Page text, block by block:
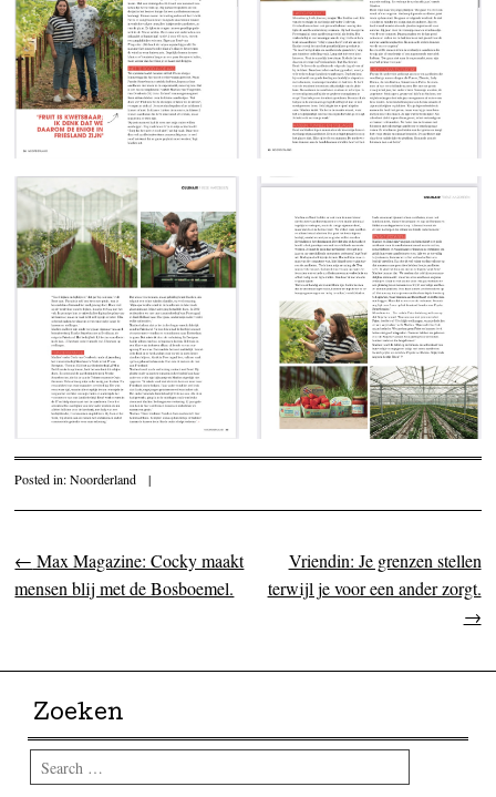
Posted in:Noorderland |
Post navigation
← Max Magazine: Cocky maakt
mensen blij met de Bosboemel.
Vriendin: Je grenzen stellen
terwijl je voor een ander zorgt.
→
Zoeken
Search